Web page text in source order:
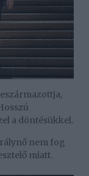
a döntésükkel.
nem fog
miatt.